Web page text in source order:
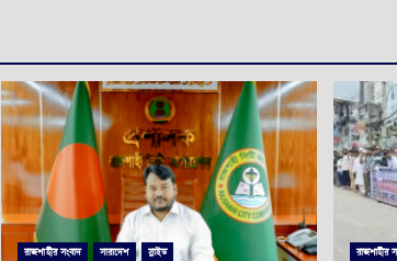
রাজশাহীর সংবাদ সারাদেশ স্লাইড রাজশাহীর